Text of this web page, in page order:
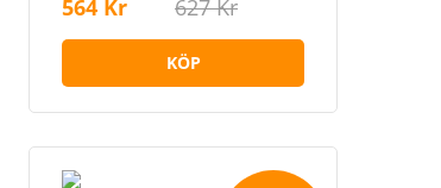
564 Kr 627 Kr
KÖP